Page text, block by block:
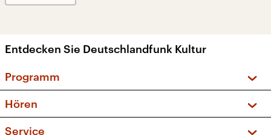
Entdecken Sie Deutschlandfunk Kultur
Programm
Sendungen und Podcasts
Hören
Service